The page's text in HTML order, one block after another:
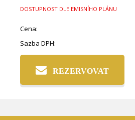
DOSTUPNOST DLE EMISNÍHO PLÁNU
Cena:
Sazba DPH:
REZERVOVAT